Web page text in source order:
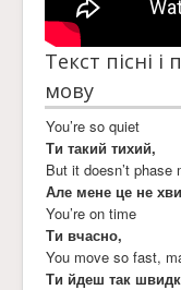
Текст пісні і
мову
You’re so quiet
Ти такий тихий,
But it doesn’t phase
Але мене це не
You’re on time
Ти вчасно,
You move so fast,
Ти йдеш так